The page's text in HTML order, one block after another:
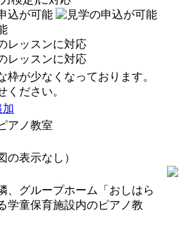
枠が少なくなっております。
ください。
加
アノ教室
の表示なし）
、グループホーム「おしはら
学童保育施設内のピアノ教